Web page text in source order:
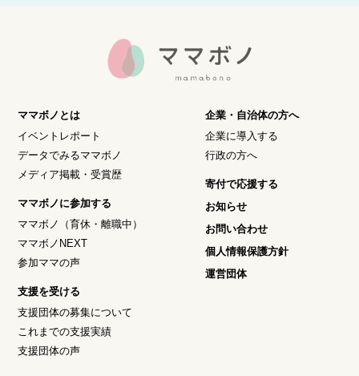
ママボノとは
イベントレポート
データでみるママボノ
メディア掲載・受賞歴
ママボノに参加する
ママボノ（育休・離職中）
ママボノNEXT
参加ママの声
支援を受ける
支援団体の募集について
これまでの支援実績
支援団体の声
企業・自治体の方へ
企業に導入する
行政の方へ
寄付で応援する
お知らせ
お問い合わせ
個人情報保護方針
運営団体